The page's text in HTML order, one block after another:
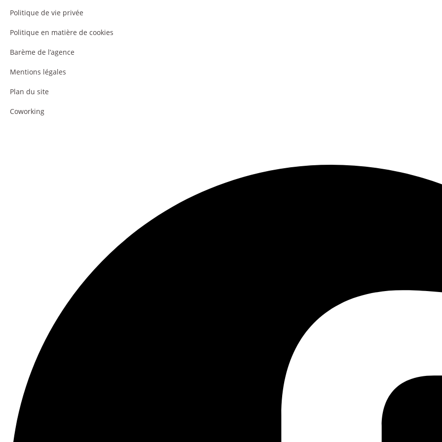
Politique de vie privée
Politique en matière de cookies
Barème de l’agence
Mentions légales
Plan du site
Coworking